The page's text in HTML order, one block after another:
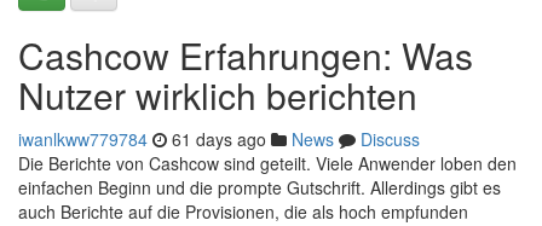
Cashcow Erfahrungen: Was
Nutzer wirklich berichten
iwanlkww779784 61 days ago News
Discuss
Die Berichte von Cashcow sind geteilt. Viele Anwender loben den
einfachen Beginn und die prompte Gutschrift. Allerdings gibt es
auch Berichte auf die Provisionen, die als hoch empfunden